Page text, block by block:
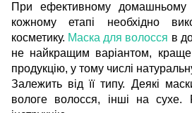
При ефективному домашньому
кожному етапі необхідно
косметику. Маска для волосся в
не найкращим варіантом,
продукцію, у тому числі
Залежить від її типу. Деякі
вологе волосся, інші на сухе.